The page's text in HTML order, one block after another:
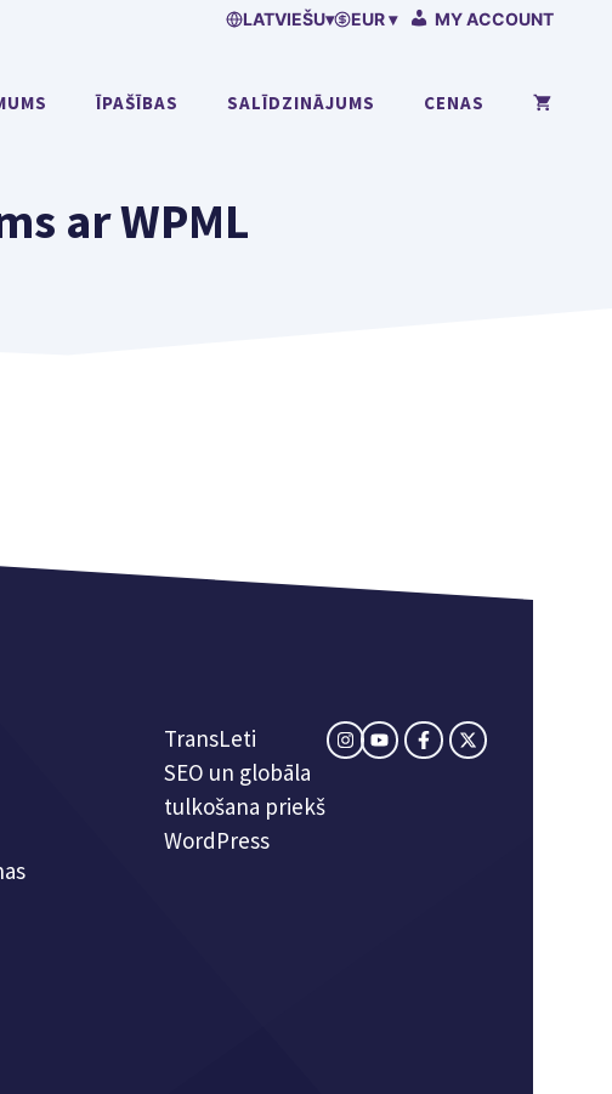
LATVIEŠU▾ EUR ▾ MY ACCOUNT
ĪPAŠĪBAS SALĪDZINĀJUMS CENAS
ar WPML
TransLeti
SEO un globāla
tulkošana priekš
WordPress